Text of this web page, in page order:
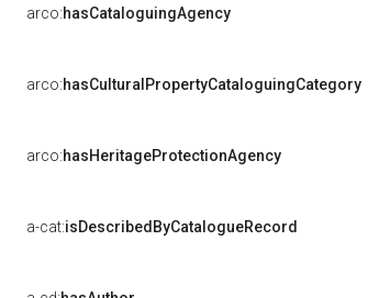
arco:hasCataloguingAgency
arco:hasCulturalPropertyCataloguingCategory
arco:hasHeritageProtectionAgency
a-cat:isDescribedByCatalogueRecord